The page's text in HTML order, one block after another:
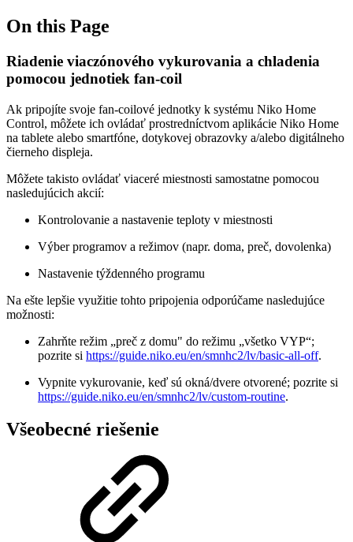
On this Page
Riadenie viaczónového vykurovania a chladenia
pomocou jednotiek fan-coil
Ak pripojíte svoje fan-coilové jednotky k systému Niko Home
Control, môžete ich ovládať prostredníctvom aplikácie Niko Home
na tablete alebo smartfóne, dotykovej obrazovky a/alebo digitálneho
čierneho displeja.
Môžete takisto ovládať viaceré miestnosti samostatne pomocou
nasledujúcich akcií:
Kontrolovanie a nastavenie teploty v miestnosti
Výber programov a režimov (napr. doma, preč, dovolenka)
Nastavenie týždenného programu
Na ešte lepšie využitie tohto pripojenia odporúčame nasledujúce
možnosti:
Zahrňte režim „preč z domu" do režimu „všetko VYP“;
pozrite si https://guide.niko.eu/en/smnhc2/lv/basic-all-off.
Vypnite vykurovanie, keď sú okná/dvere otvorené; pozrite si
https://guide.niko.eu/en/smnhc2/lv/custom-routine.
Všeobecné riešenie